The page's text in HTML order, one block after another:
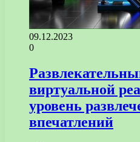
09.12.2023
0
виртуальной
уровень
впечатлений